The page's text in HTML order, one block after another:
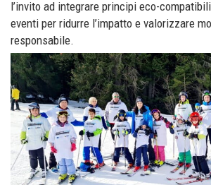
l’invito ad integrare principi eco-
eventi per ridurre l’impatto e valorizzare
responsabile.